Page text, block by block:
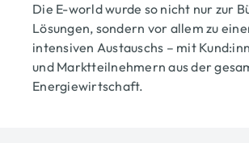
Die E-world wurde so nicht nur zur
Lösungen, sondern vor allem zu
intensiven Austauschs – mit
und Marktteilnehmern aus der
Energiewirtschaft.